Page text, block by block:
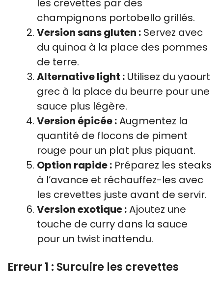
champignons portobello grillés.
Version sans gluten : Servez avec
du quinoa à la place des pommes
de terre.
Alternative light : Utilisez du yaourt
grec à la place du beurre pour une
sauce plus légère.
Version épicée :Augmentez la
quantité de flocons de piment
rouge pour un plat plus piquant.
Option rapide : Préparez les steaks
à l’avance et réchauffez-les avec
les crevettes juste avant de servir.
Version exotique :Ajoutez une
touche de curry dans la sauce
pour un twist inattendu.
Erreur 1 : Surcuire les crevettes